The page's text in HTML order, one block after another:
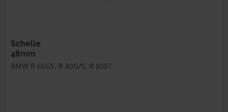
Schelle
48mm
BMW R 65GS, R 80G/S, R 80ST